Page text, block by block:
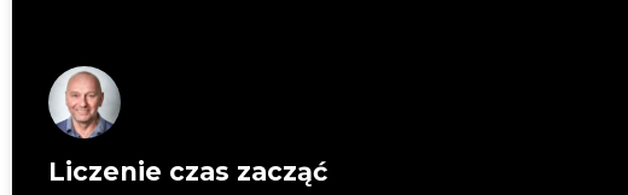
Liczenie czas zacząć